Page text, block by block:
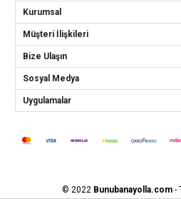
Kurumsal
Müşteri İlişkileri
Bize Ulaşın
Sosyal Medya
Uygulamalar
© 2022 Bunubanayolla.com-